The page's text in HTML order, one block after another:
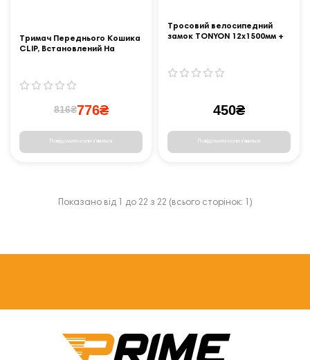
Тримач Переднього Кошика
CLIP, Встановлений На
816₴776₴
Повідомити коли з'явиться
Тросовий велосипедний
замок TONYON 12x1500мм +
450₴
Повідомити коли з'явиться
Показано від 1 до 22 з 22 (всього сторінок: 1)